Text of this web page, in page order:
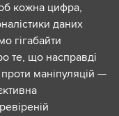
кожна цифра,
даних
гігабайти
те, що насправді
маніпуляцій —